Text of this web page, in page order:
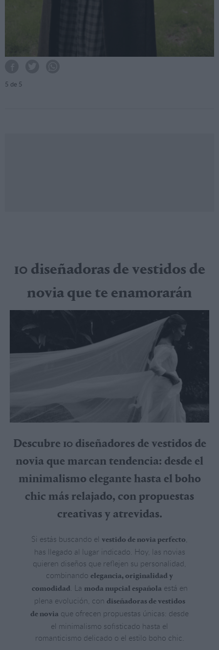
5 de 5
10 diseñadoras de vestidos de
novia que te enamorarán
Descubre 10 diseñadores de vestidos de
novia que marcan tendencia: desde el
minimalismo elegante hasta el boho
chic más relajado, con propuestas
creativas y atrevidas.
Si estás buscando el vestido de novia perfecto,
has llegado al lugar indicado. Hoy, las novias
quieren diseños que reflejen su personalidad,
combinando elegancia, originalidad y
comodidad. La moda nupcial española está en
plena evolución, con diseñadoras de vestidos
de novia que ofrecen propuestas únicas: desde
el minimalismo sofisticado hasta el
romanticismo delicado o el estilo boho chic.